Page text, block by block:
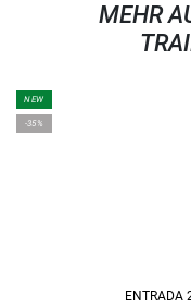
MEHR
NEW
-35%
ENTRADA